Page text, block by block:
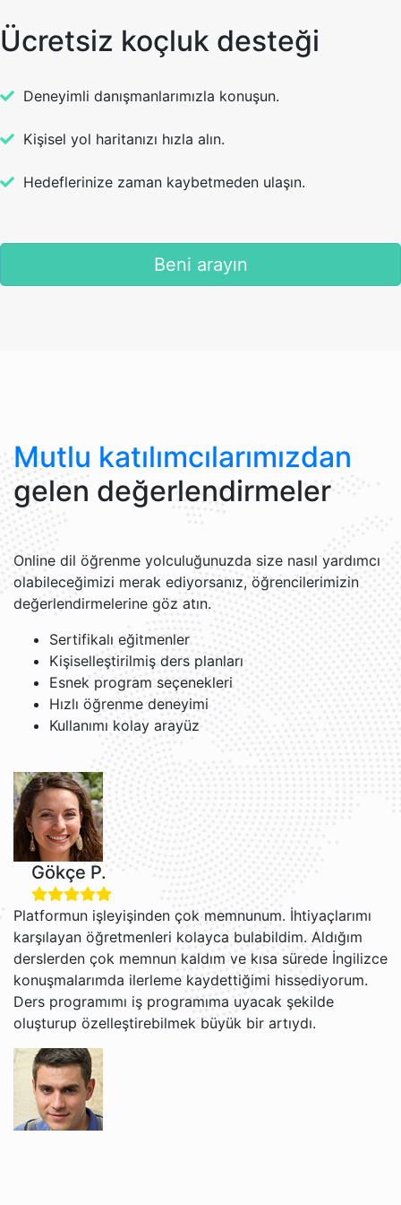
Ücretsiz koçluk desteği
Deneyimli danışmanlarımızla konuşun.
Kişisel yol haritanızı hızla alın.
Hedeflerinize zaman kaybetmeden ulaşın.
Beni arayın
Mutlu katılımcılarımızdan
gelen değerlendirmeler
Online dil öğrenme yolculuğunuzda size nasıl yardımcı
olabileceğimizi merak ediyorsanız, öğrencilerimizin
değerlendirmelerine göz atın.
Sertifikalı eğitmenler
Kişiselleştirilmiş ders planları
Esnek program seçenekleri
Hızlı öğrenme deneyimi
Kullanımı kolay arayüz
Gökçe P.
Platformun işleyişinden çok memnunum. İhtiyaçlarımı
karşılayan öğretmenleri kolayca bulabildim. Aldığım
derslerden çok memnun kaldım ve kısa sürede İngilizce
konuşmalarımda ilerleme kaydettiğimi hissediyorum.
Ders programımı iş programıma uyacak şekilde
oluşturup özelleştirebilmek büyük bir artıydı.